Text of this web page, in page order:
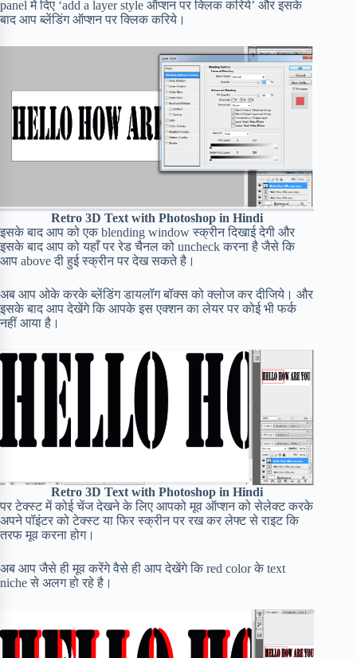
panel में दिए ‘add a layer style ऑप्शन पर क्लिक करिये’ और इसके
बाद आप ब्लेंडिंग ऑप्शन पर क्लिक करिये।
Retro 3D Text with Photoshop in Hindi
इसके बाद आप को एक blending window स्क्रीन दिखाई देगी और
इसके बाद आप को यहाँ पर रेड चैनल को uncheck करना है जैसे कि
आप above दी हुई स्क्रीन पर देख सकते है।
अब आप ओके करके ब्लेंडिंग डायलॉग बॉक्स को क्लोज कर दीजिये। और
इसके बाद आप देखेंगे कि आपके इस एक्शन का लेयर पर कोई भी फर्क
नहीं आया है।
Retro 3D Text with Photoshop in Hindi
पर टेक्स्ट में कोई चेंज देखने के लिए आपको मूव ऑप्शन को सेलेक्ट करके
अपने पॉइंटर को टेक्स्ट या फिर स्क्रीन पर रख कर लेफ्ट से राइट कि
तरफ मूव करना होग।
अब आप जैसे ही मूव करेंगे वैसे ही आप देखेंगे कि red color के text
niche से अलग हो रहे है।